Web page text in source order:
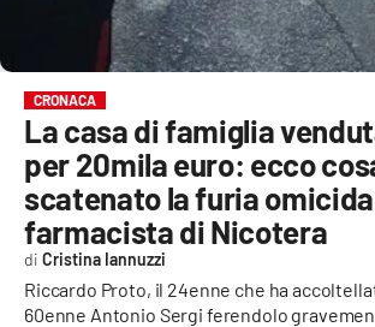
LAC TV
LAC NETWORK
LAC ONAIR
LaC
Network
LACPLAY.IT
CRONACA
La casa di famiglia
per 20mila euro: ecco
scatenato la furia
farmacista di Nicotera
Riccardo Proto, il 24enne che ha
60enne Antonio Sergi ferendolo
Cristina Iannuzzi